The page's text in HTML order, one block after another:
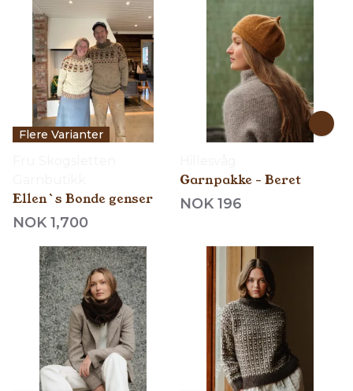
Flere Varianter
Ellen`s Bonde genser
NOK 1,700
Garnpakke - Beret
NOK 196